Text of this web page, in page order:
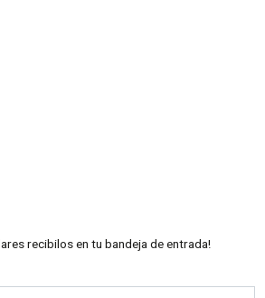
recibilos en tu bandeja de entrada!